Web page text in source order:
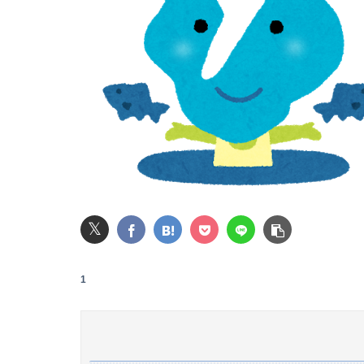
【闇深】夫「子供が俺に似てないな…」→結果･
【速報】NHK職員が番組出演者から性被害
夜中に手渡された人形、その名は「みっちゃん
【悲報】Mrs. GREEN APPLE、マジで逝く
ホロライブのソシャゲ、エ▨チな広告がずっと
【画像】大阪の高校「制服を”これ”に変えたら
【画像】女子のバストの測り方、エ●すぎワロ
𝕏
1